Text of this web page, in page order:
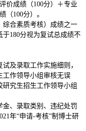
价成绩（100分）＋专业
（100分）。
综合素质考核）成绩之一
180分视为复试总成绩不
及录取工作实施细则，
工作领导小组审核无误
究生招生工作领导小组
、录取类别、违纪处罚
年“申请-考核”制博士研